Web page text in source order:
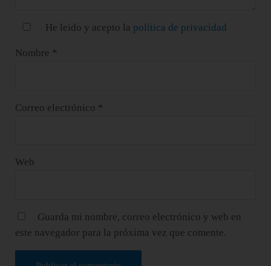
He leido y acepto la política de privacidad
Nombre *
Correo electrónico *
Web
Guarda mi nombre, correo electrónico y web en
este navegador para la próxima vez que comente.